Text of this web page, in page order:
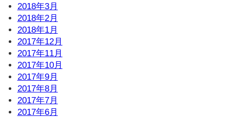
2018年3月
2018年2月
2018年1月
2017年12月
2017年11月
2017年10月
2017年9月
2017年8月
2017年7月
2017年6月